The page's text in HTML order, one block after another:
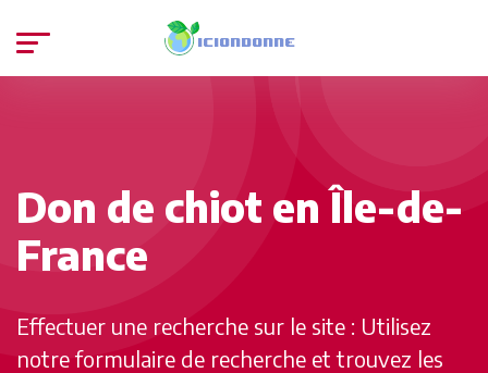
Don de chiot en Île-de-
France
Effectuer une recherche sur le site : Utilisez
notre formulaire de recherche et trouvez les